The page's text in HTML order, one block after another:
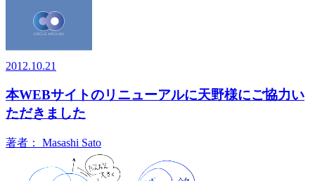
2012.10.21
本WEBサイトのリニューアルに天野様にご協力い
ただきました
著者： Masashi Sato